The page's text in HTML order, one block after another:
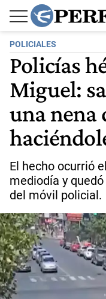
POLICIALES
Policías
Miguel:
una nena
El hecho ocurrió
mediodía y
del móvil policial.